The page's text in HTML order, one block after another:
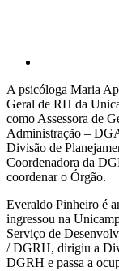
A psicóloga Maria
Geral de RH da
como Assessora de
Administração –
Divisão de
Coordenadora da
coordenar o Órgão.
Everaldo Pinheiro é
ingressou na
Serviço de
/ DGRH, dirigiu a
DGRH e passa a